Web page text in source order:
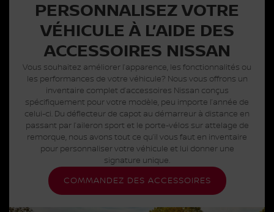
PERSONNALISEZ VOTRE
VÉHICULE À L’AIDE DES
ACCESSOIRES NISSAN
Vous souhaitez améliorer l’apparence, les fonctionnalités ou
les performances de votre véhicule? Nous vous offrons un
inventaire complet d’accessoires Nissan conçus
spécifiquement pour votre modèle, peu importe l’année de
celui-ci. Du déflecteur de capot au démarreur à distance en
passant par l’aileron sport et le porte-vélos sur attelage de
remorque, nous avons tout ce qu’il vous faut en inventaire
pour personnaliser votre véhicule et lui donner une
signature unique.
COMMANDEZ DES ACCESSOIRES